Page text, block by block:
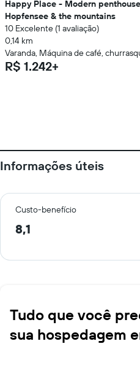
Happy Place - Modern
Hopfensee & the mountains
10 Excelente (1 avaliação)
0,14 km
Varanda, Máquina de café,
R$ 1.242+
Informações úteis
Custo-benefício
8,1
Tudo que você
sua hospedagem